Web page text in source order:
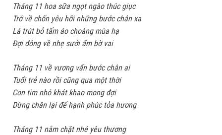
Tháng 11 hoa sữa ngọt ngào thúc giục
Trở về chốn yêu hỡi những bước chân xa
Lá trút bỏ tấm áo choàng mùa hạ
Đợi đông về nhẹ sưởi ấm bờ vai
Tháng 11 về vương vấn bước chân ai
Tuổi trẻ nào rồi cũng qua một thời
Con tim nhỏ khát khao mong đợi
Dừng chân lại để hạnh phúc tỏa hương
Tháng 11 nắm chặt nhé yêu thương